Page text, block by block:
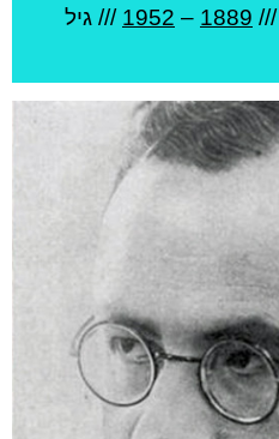
///
1889
–
1952 /// גיל